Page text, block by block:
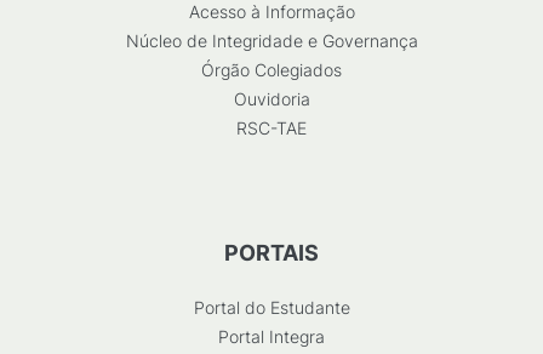
Acesso à Informação
Núcleo de Integridade e Governança
Órgão Colegiados
Ouvidoria
RSC-TAE
PORTAIS
Portal do Estudante
Portal Integra